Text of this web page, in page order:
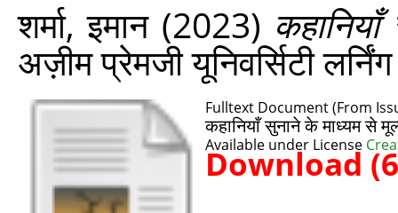
शर्मा, इमान(2023)
अज़ीम प्रेमजी यूनिवर्सिटी
Fulltext Document (From
कहानियाँ सुनाने के माध्यम से
Available under License
Download